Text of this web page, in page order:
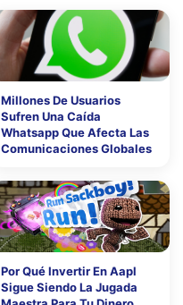
Millones De Usuarios
Sufren Una Caída
Whatsapp Que Afecta Las
Comunicaciones Globales
Por Qué Invertir En Aapl
Sigue Siendo La Jugada